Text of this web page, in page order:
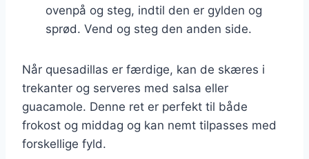
ovenpå og steg, indtil den er gylden og
sprød. Vend og steg den anden side.
Når quesadillas er færdige, kan de skæres i
trekanter og serveres med salsa eller
guacamole. Denne ret er perfekt til både
frokost og middag og kan nemt tilpasses med
forskellige fyld.